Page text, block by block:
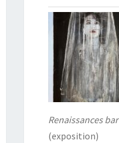
Renaissances
(exposition)